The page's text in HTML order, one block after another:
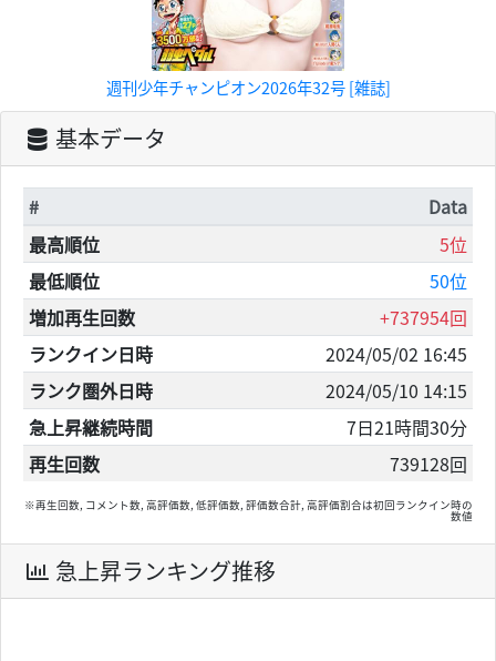
週刊少年チャンピオン2026年32号 [雑誌]
基本データ
#
Data
最高順位
5位
最低順位
50位
増加再生回数
+737954回
ランクイン日時
2024/05/02 16:45
ランク圏外日時
2024/05/10 14:15
急上昇継続時間
7日21時間30分
再生回数
739128回
※再生回数, コメント数, 高評価数, 低評価数, 評価数合計, 高評価割合は初回ランクイン時の
数値
急上昇ランキング推移